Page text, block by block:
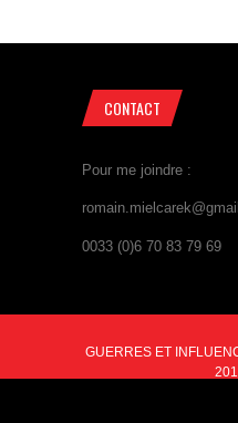
CONTACT
Pour me joindre :
0033 (0)6 70 83 79 69
GUERRES ET